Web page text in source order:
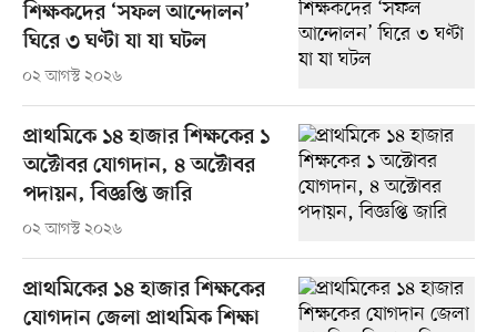
শিক্ষকদের ‘সফল আন্দোলন’
ঘিরে ৩ ঘণ্টা যা যা ঘটল
০২ আগস্ট ২০২৬
প্রাথমিকে ১৪ হাজার শিক্ষকের ১
অক্টোবর যোগদান, ৪ অক্টোবর
পদায়ন, বিজ্ঞপ্তি জারি
০২ আগস্ট ২০২৬
প্রাথমিকের ১৪ হাজার শিক্ষকের
যোগদান জেলা প্রাথমিক শিক্ষা